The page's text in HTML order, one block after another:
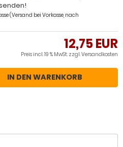
(Versand bei Vorkasse, nach
12,75 EUR
Preis incl. 19 % MwSt. zzgl.Versandkosten
IN DEN WARENKORB